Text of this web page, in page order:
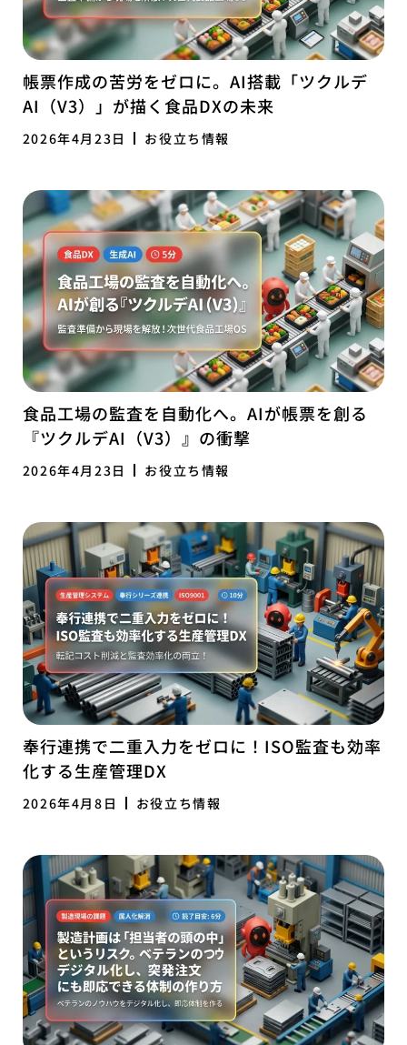
帳票作成の苦労をゼロに。AI搭載「ツクルデ
AI（V3）」が描く食品DXの未来
2026年4月23日 お役立ち情報
食品工場の監査を自動化へ。AIが帳票を創る
『ツクルデAI（V3）』の衝撃
2026年4月23日 お役立ち情報
奉行連携で二重入力をゼロに！ISO監査も効率
化する生産管理DX
2026年4月8日 お役立ち情報